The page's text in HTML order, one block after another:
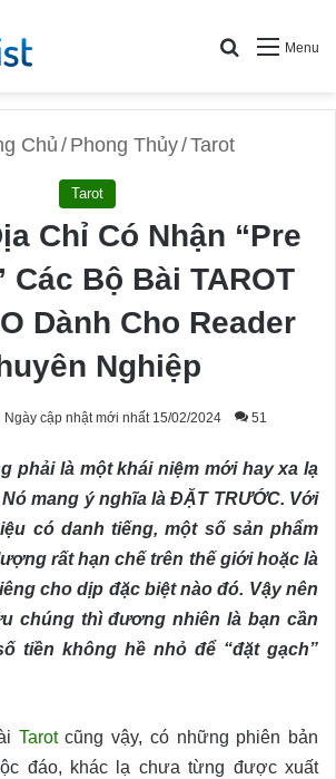
Menu
Search for
Chủ/ Phong Thủy/Tarot
Tarot
Chỉ Có Nhận “Pre
Các Bộ Bài TAROT
Dành Cho Reader
Nghiệp
Ngày cập nhật mới nhất 15/02/2024 51
phải là một khái niệm mới hay xa lạ
mang ý nghĩa là ĐẶT TRƯỚC. Với
có danh tiếng, một số sản phẩm
rất hạn chế trên thế giới hoặc là
cho dịp đặc biệt nào đó. Vậy nên
chúng thì đương nhiên là bạn cần
tiền không hề nhỏ để “đặt gạch”
Tarotcũng vậy, có những phiên bản
đáo, khác lạ chưa từng được xuất